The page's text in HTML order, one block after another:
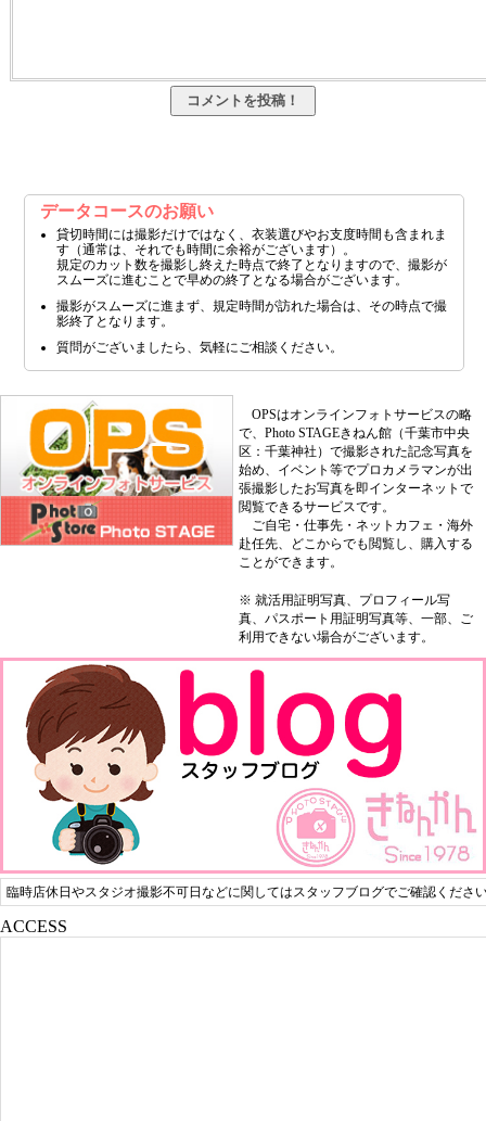
データコースのお願い
貸切時間には撮影だけではなく、衣装選びやお支度時間も含まれま
す（通常は、それでも時間に余裕がございます）。
規定のカット数を撮影し終えた時点で終了となりますので、撮影が
スムーズに進むことで早めの終了となる場合がございます。
撮影がスムーズに進まず、規定時間が訪れた場合は、その時点で撮
影終了となります。
質問がございましたら、気軽にご相談ください。
OPSはオンラインフォトサービスの略
で、Photo STAGEきねん館（千葉市中央
区：千葉神社）で撮影された記念写真を
始め、イベント等でプロカメラマンが出
張撮影したお写真を即インターネットで
閲覧できるサービスです。
ご自宅・仕事先・ネットカフェ・海外
赴任先、どこからでも閲覧し、購入する
ことができます。
※ 就活用証明写真、プロフィール写
真、パスポート用証明写真等、一部、ご
利用できない場合がございます。
臨時店休日やスタジオ撮影不可日などに関してはスタッフブログでご確認くださ
ACCESS